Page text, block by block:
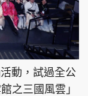
動，試過全公
之三國風雲」